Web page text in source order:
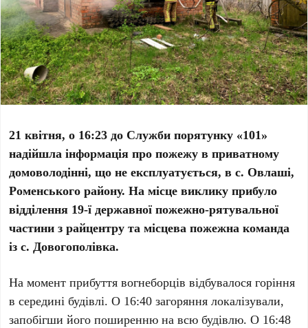
21 квітня, о 16:23 до Служби порятунку «101»
надійшла інформація про пожежу в приватному
домоволодінні, що не експлуатується, в с. Овлаші,
Роменського району. На місце виклику прибуло
відділення 19-ї державної пожежно-рятувальної
частини з райцентру та місцева пожежна команда
із с. Довогополівка.
На момент прибуття вогнеборців відбувалося горіння
в середині будівлі. О 16:40 загоряння локалізували,
запобігши його поширенню на всю будівлю. О 16:48